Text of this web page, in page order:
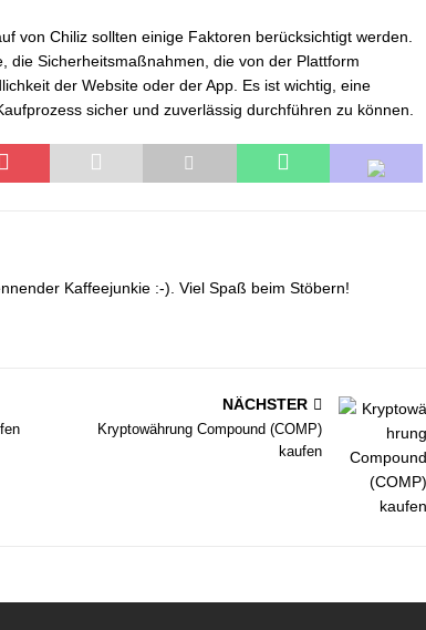
von Chiliz sollten einige Faktoren berücksichtigt werden.
die Sicherheitsmaßnahmen, die von der Plattform
der Website oder der App. Es ist wichtig, eine
sicher und zuverlässig durchführen zu können.
Kaffeejunkie :-). Viel Spaß beim Stöbern!
NÄCHSTER
Kryptowährung Compound (COMP)
kaufen